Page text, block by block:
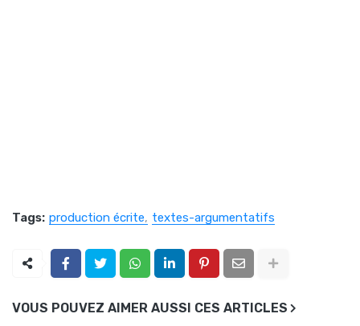
Tags: production écrite textes-argumentatifs
VOUS POUVEZ AIMER AUSSI CES ARTICLES